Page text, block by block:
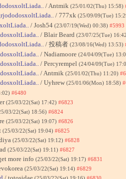
/ Antmik (25/01/02(Thu) 15:58)
/ 777xk (25/09/09(Tue)
/ Josh54 (23/07/19(Wed) 00:38) #5993
/ Blair Beard (23/07/25(Tue)
/ 投稿者 (23/08/16(Wed) 13:53)
/ Nadiamoore (24/04/09(Tue)
/ Percyrempel (24/04/09(Tue)
/ Antmik (25/01/02(Thu) 11:20)
/ Uyhrew (25/01/06(Mon) 18:58)
#6480
(25/03/22(Sat) 17:42) #6823
03/22(Sat) 18:56) #6824
(25/03/22(Sat) 19:07) #6826
(25/03/22(Sat) 19:04) #6825
(25/03/22(Sat) 19:12) #6828
(25/03/22(Sat) 19:11) #6827
more info (25/03/22(Sat) 19:17) #6831
(25/03/22(Sat) 19:14) #6829